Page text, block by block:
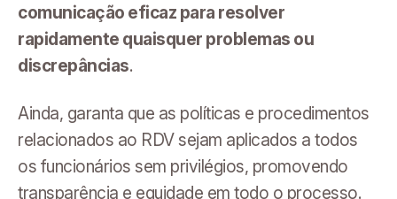
comunicação eficaz para resolver
rapidamente quaisquer problemas ou
discrepâncias.
Ainda, garanta que as políticas e procedimentos
relacionados ao RDV sejam aplicados a todos
os funcionários sem privilégios, promovendo
transparência e equidade em todo o processo.